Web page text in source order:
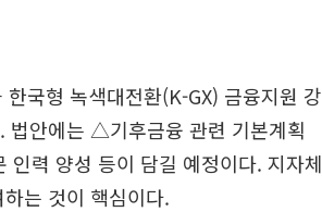
국형 녹색대전환(K-GX) 금융지원 강
법안에는 △기후금융 관련 기본계획
력 양성 등이 담길 예정이다. 지자체
는 것이 핵심이다.